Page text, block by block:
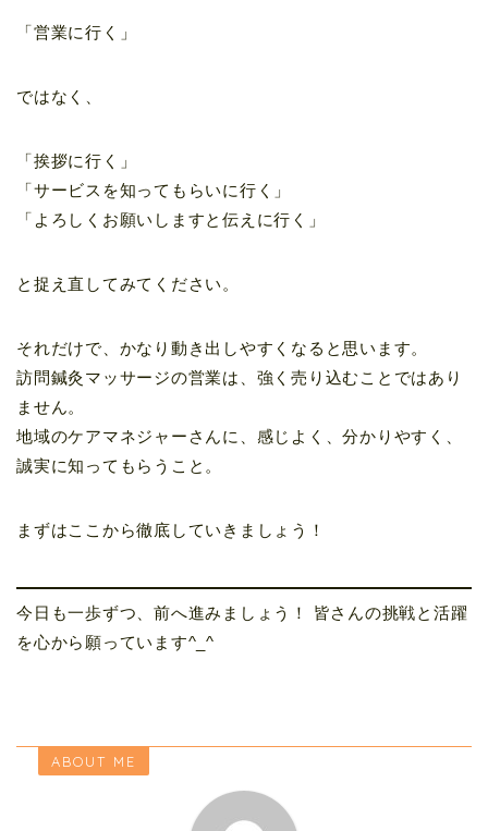
「営業に行く」
ではなく、
「挨拶に行く」
「サービスを知ってもらいに行く」
「よろしくお願いしますと伝えに行く」
と捉え直してみてください。
それだけで、かなり動き出しやすくなると思います。
訪問鍼灸マッサージの営業は、強く売り込むことではあり
ません。
地域のケアマネジャーさんに、感じよく、分かりやすく、
誠実に知ってもらうこと。
まずはここから徹底していきましょう！
今日も一歩ずつ、前へ進みましょう！ 皆さんの挑戦と活躍
を心から願っています^_^
ABOUT ME